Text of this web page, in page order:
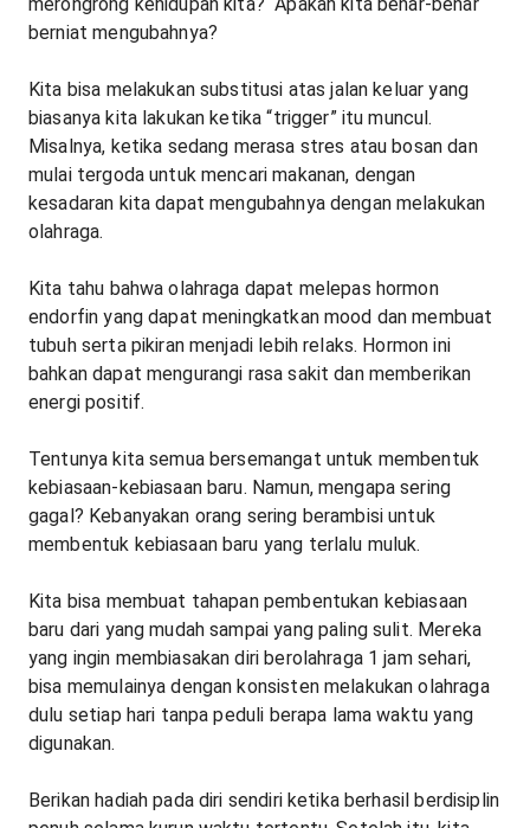
berniat mengubahnya?
Kita bisa melakukan substitusi atas jalan keluar yang
biasanya kita lakukan ketika “trigger” itu muncul.
Misalnya, ketika sedang merasa stres atau bosan dan
mulai tergoda untuk mencari makanan, dengan
kesadaran kita dapat mengubahnya dengan melakukan
olahraga.
Kita tahu bahwa olahraga dapat melepas hormon
endorfin yang dapat meningkatkan mood dan membuat
tubuh serta pikiran menjadi lebih relaks. Hormon ini
bahkan dapat mengurangi rasa sakit dan memberikan
energi positif.
Tentunya kita semua bersemangat untuk membentuk
kebiasaan-kebiasaan baru. Namun, mengapa sering
gagal? Kebanyakan orang sering berambisi untuk
membentuk kebiasaan baru yang terlalu muluk.
Kita bisa membuat tahapan pembentukan kebiasaan
baru dari yang mudah sampai yang paling sulit. Mereka
yang ingin membiasakan diri berolahraga 1 jam sehari,
bisa memulainya dengan konsisten melakukan olahraga
dulu setiap hari tanpa peduli berapa lama waktu yang
digunakan.
Berikan hadiah pada diri sendiri ketika berhasil berdisiplin